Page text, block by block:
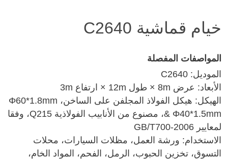
خيام قماشية C2640
المواصفات المفصلة
الموديل: C2640
الأبعاد: عرض 8m × طول 12m × ارتفاع 3m
الهيكل: هيكل الفولاذ المجلفن على الساخن، Φ60*1.8mm
& Φ40*1.5mm، مصنوع من الأنابيب الفولاذية Q215، وفقا
لمعايير GB/T700-2006
الاستخدام: ورشة العمل، مظلات السيارات، محلات
التسوق، تخزين الحبوب، الرمل، الفحم، المواد الخام،